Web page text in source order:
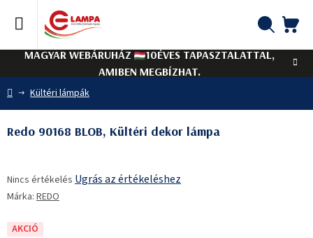
tartalomhoz
MAGYAR WEBÁRUHÁZ
10ÉVES TAPASZTALATTAL,
AMIBEN MEGBÍZHAT.
Kezdőlap
Kültéri lámpák
Redo 90168 BLOB, Kültéri dekor lámpa
termék
átlagos
5-
Nincs értékelés Ugrás az értékeléshez
Márka: REDO
AKCIÓ